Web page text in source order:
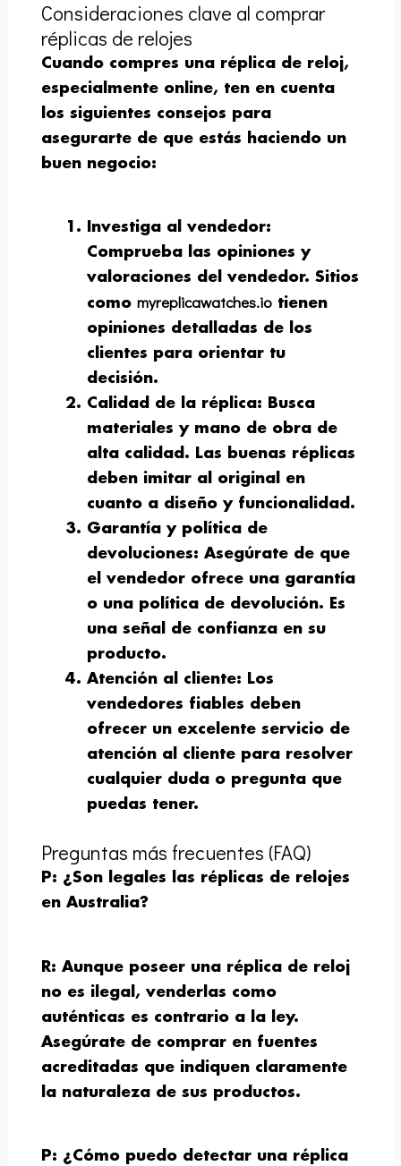
Consideraciones clave al comprar
réplicas de relojes
Cuando compres una réplica de reloj,
especialmente online, ten en cuenta
los siguientes consejos para
asegurarte de que estás haciendo un
buen negocio:
Investiga al vendedor:
Comprueba las opiniones y
valoraciones del vendedor. Sitios
comomyreplicawatches.io tienen
opiniones detalladas de los
clientes para orientar tu
decisión.
Calidad de la réplica: Busca
materiales y mano de obra de
alta calidad. Las buenas réplicas
deben imitar al original en
cuanto a diseño y funcionalidad.
Garantía y política de
devoluciones: Asegúrate de que
el vendedor ofrece una garantía
o una política de devolución. Es
una señal de confianza en su
producto.
Atención al cliente: Los
vendedores fiables deben
ofrecer un excelente servicio de
atención al cliente para resolver
cualquier duda o pregunta que
puedas tener.
Preguntas más frecuentes (FAQ)
P: ¿Son legales las réplicas de relojes
en Australia?
R: Aunque poseer una réplica de reloj
no es ilegal, venderlas como
auténticas es contrario a la ley.
Asegúrate de comprar en fuentes
acreditadas que indiquen claramente
la naturaleza de sus productos.
P: ¿Cómo puedo detectar una réplica